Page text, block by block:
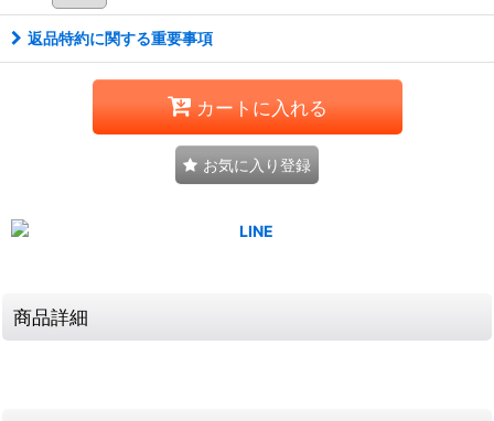
返品特約に関する重要事項
カートに入れる
お気に入り登録
商品詳細